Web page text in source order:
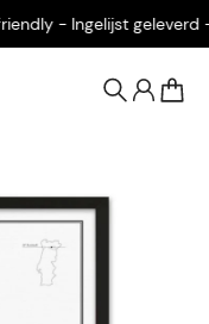
- Ingelijst geleverd -